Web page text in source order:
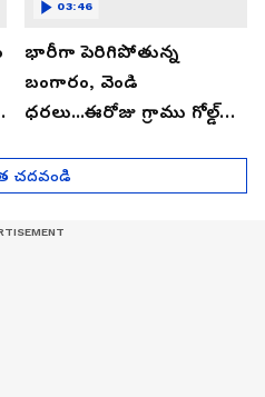
భారీగా పెరిగిపోతున్న
బంగారం, వెండి
ధరలు...ఈరోజు గ్రాము గోల్డ్
News Telugu
03:46
చదవండి